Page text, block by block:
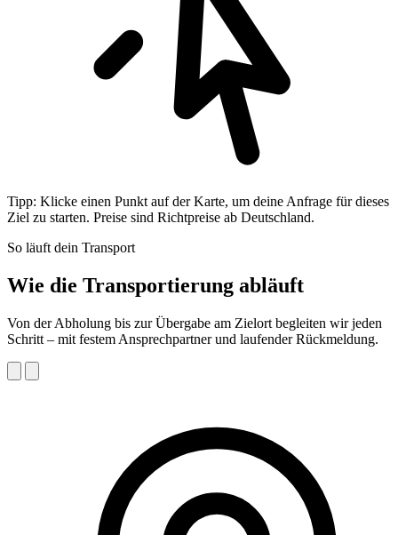
Tipp: Klicke einen Punkt auf der Karte, um deine Anfrage für dieses
Ziel zu starten. Preise sind Richtpreise ab Deutschland.
So läuft dein Transport
Wie die Transportierung abläuft
Von der Abholung bis zur Übergabe am Zielort begleiten wir jeden
Schritt – mit festem Ansprechpartner und laufender Rückmeldung.